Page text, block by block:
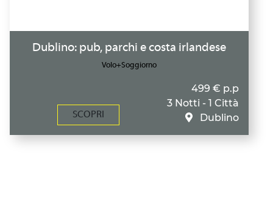
Dublino: pub, parchi e costa irlandese
Volo+Soggiorno
SCOPRI
499 € p.p
3 Notti - 1 Città
Dublino